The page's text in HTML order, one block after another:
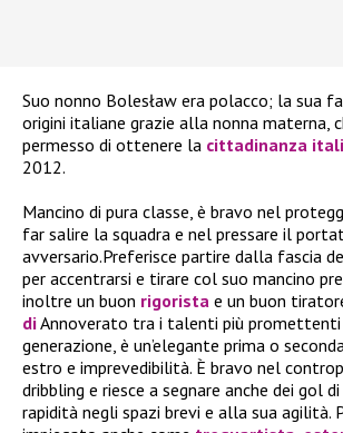
Suo nonno Bolesław era polacco; la sua
origini italiane grazie alla nonna materna,
permesso di ottenere la cittadinanza
2012.
Mancino di pura classe, è bravo nel
far salire la squadra e nel pressare il
avversario.Preferisce partire dalla fascia
per accentrarsi e tirare col suo mancino
inoltre un buon rigorista e un buon
diAnnoverato tra i talenti più promettenti
generazione, è un’elegante prima o
estro e imprevedibilità. È bravo nel
dribbling e riesce a segnare anche dei gol
rapidità negli spazi brevi e alla sua agilità.